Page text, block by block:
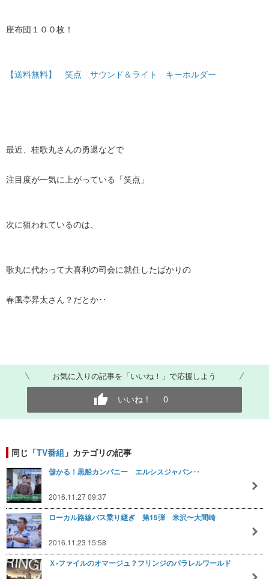
座布団１００枚！
【送料無料】 笑点 サウンド＆ライト キーホルダー
最近、桂歌丸さんの勇退などで
注目度が一気に上がっている「笑点」
次に狙われているのは、
歌丸に代わって大喜利の司会に就任したばかりの
春風亭昇太さん？だとか‥
お気に入りの記事を「いいね！」で応援しよう
いいね！ 0
同じ「TV番組 」カテゴリの記事
儲かる！黒船カンパニー エルシスジャパン‥
2016.11.27 09:37
ローカル路線バス乗り継ぎ 第15弾 米沢〜大間崎
2016.11.23 15:58
Ｘ-ファイルのオマージュ？フリンジのパラレルワールド